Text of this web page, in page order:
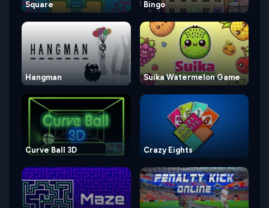
Square Bingo
Hangman Suika Watermelon Game
Curve Ball 3D Crazy Eights